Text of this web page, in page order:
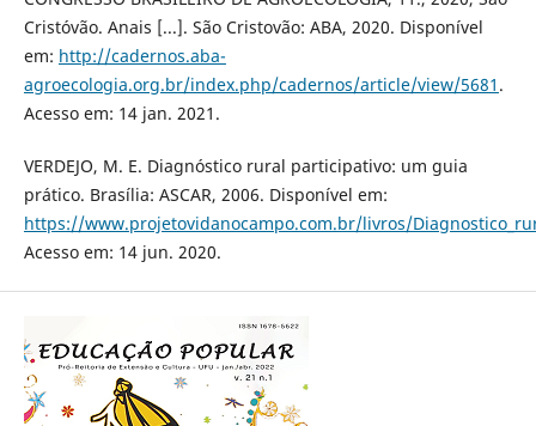
Cristóvão. Anais [...]. São Cristovão: ABA, 2020. Disponível
em: http://cadernos.aba-
agroecologia.org.br/index.php/cadernos/article/view/5681 .
Acesso em: 14 jan. 2021.
VERDEJO, M. E. Diagnóstico rural participativo: um guia
prático. Brasília: ASCAR, 2006. Disponível em:
https://www.projetovidanocampo.com.br/livros/
Acesso em: 14 jun. 2020.